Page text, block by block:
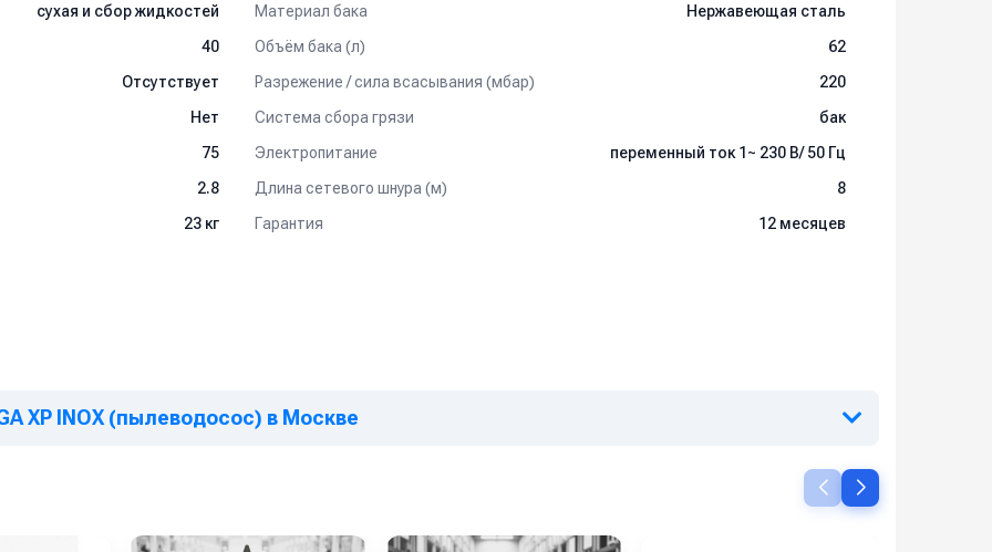
сухая и сбор жидкостей
Материал бака
Нержавеющая сталь
40
Объём бака (л)
62
Отсутствует
Разрежение / сила всасывания (мбар)
220
Нет
Система сбора грязи
бак
75
Электропитание
переменный ток 1~ 230 В/ 50 Гц
2.8
Длина сетевого шнура (м)
8
23 кг
Гарантия 12 месяцев
XP INOX (пылеводосос) в Москве